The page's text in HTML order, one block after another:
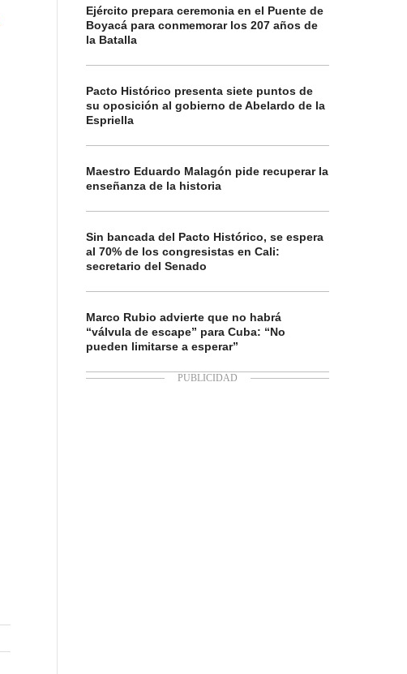
Ejército prepara ceremonia en el Puente de
Boyacá para conmemorar los 207 años de
la Batalla
Pacto Histórico presenta siete puntos de
su oposición al gobierno de Abelardo de la
Espriella
Maestro Eduardo Malagón pide recuperar la
enseñanza de la historia
Sin bancada del Pacto Histórico, se espera
al 70% de los congresistas en Cali:
secretario del Senado
Marco Rubio advierte que no habrá
“válvula de escape” para Cuba: “No
pueden limitarse a esperar”